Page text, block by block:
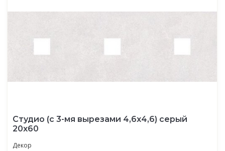
Студио (с 3-мя вырезами 4,6х4,6) серый
20х60
Декор